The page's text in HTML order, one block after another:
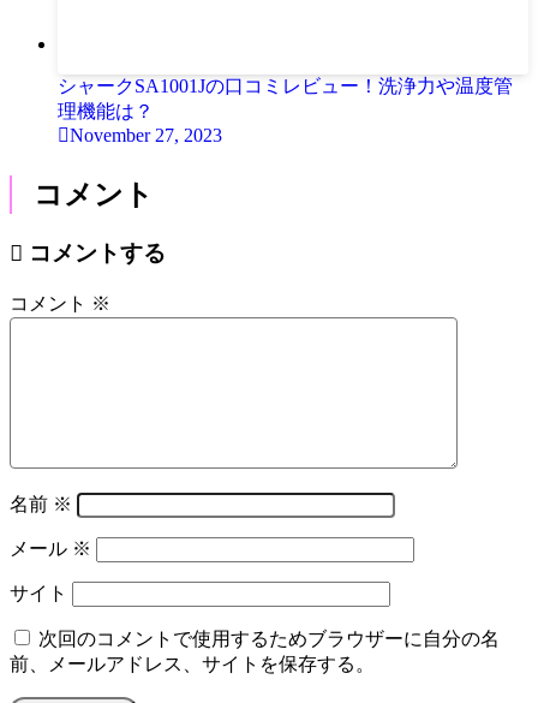
シャークSA1001Jの口コミレビュー！洗浄力や温度管
理機能は？
November 27, 2023
コメント
コメントする
コメント ※
名前 ※
メール ※
サイト
次回のコメントで使用するためブラウザーに自分の名
前、メールアドレス、サイトを保存する。